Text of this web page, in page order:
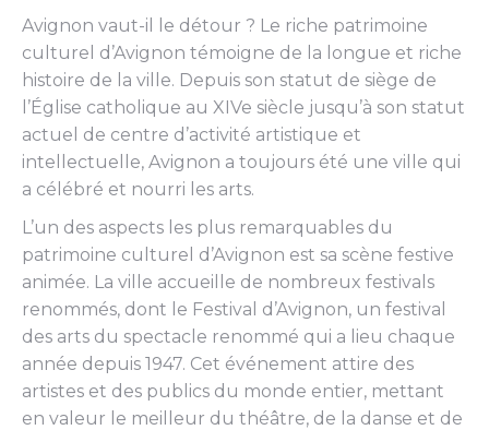
Avignon vaut-il le détour ? Le riche patrimoine
culturel d’Avignon témoigne de la longue et riche
histoire de la ville. Depuis son statut de siège de
l’Église catholique au XIVe siècle jusqu’à son statut
actuel de centre d’activité artistique et
intellectuelle, Avignon a toujours été une ville qui
a célébré et nourri les arts.
L’un des aspects les plus remarquables du
patrimoine culturel d’Avignon est sa scène festive
animée. La ville accueille de nombreux festivals
renommés, dont le Festival d’Avignon, un festival
des arts du spectacle renommé qui a lieu chaque
année depuis 1947. Cet événement attire des
artistes et des publics du monde entier, mettant
en valeur le meilleur du théâtre, de la danse et de